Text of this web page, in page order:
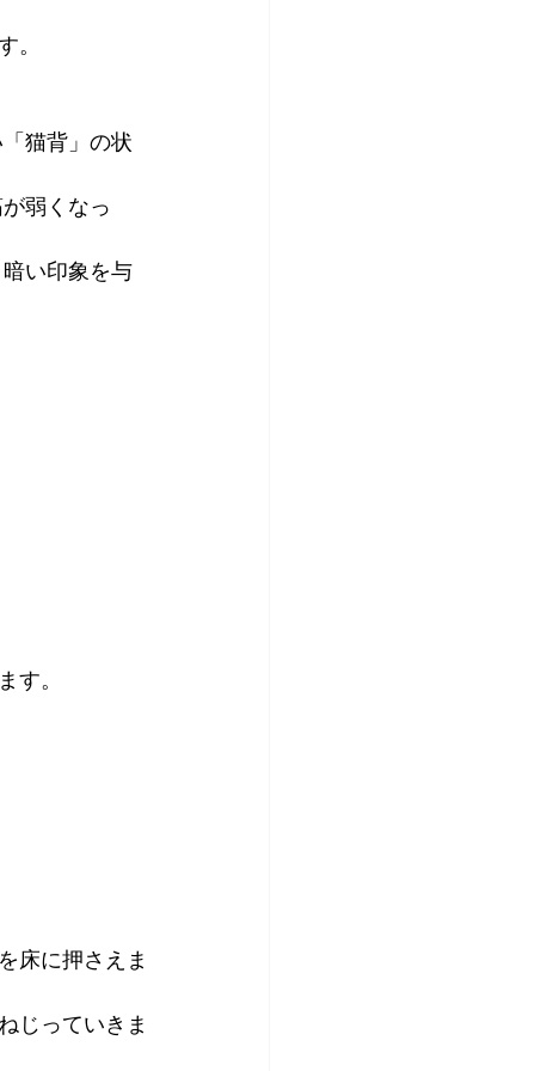
。
猫背」の状
弱くなっ
い印象を与
す。
床に押さえま
じっていきま